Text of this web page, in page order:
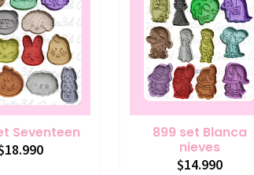
Seventeen
899 set Blanca
nieves
$14.990